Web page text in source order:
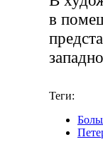
в
Теги: